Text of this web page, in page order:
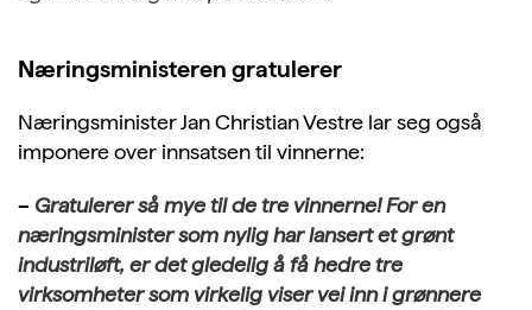
Næringsministeren gratulerer
Næringsminister Jan Christian Vestre lar seg også
imponere over innsatsen til vinnerne:
– Gratulerer så mye til de tre vinnerne! For en
næringsminister som nylig har lansert et grønt
industriløft, er det gledelig å få hedre tre
virksomheter som virkelig viser vei inn i grønnere